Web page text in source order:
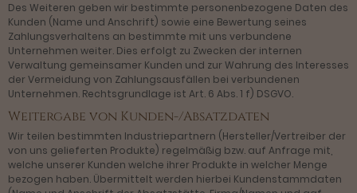
Des Weiteren geben wir bestimmte personenbezogene Daten des
Kunden (Name und Anschrift) sowie eine Bewertung seines
Zahlungsverhaltens an bestimmte mit uns verbundene
Unternehmen weiter. Dies erfolgt zu Zwecken der internen
Verwaltung gemeinsamer Kunden und zur Wahrung des Interesses
der Vermeidung von Zahlungsausfällen bei verbundenen
Unternehmen. Rechtsgrundlage ist Art. 6 Abs. 1 f) DSGVO.
Weitergabe von Kunden-/Absatzdaten
Wir teilen bestimmten Industriepartnern (Hersteller/Vertreiber der
von uns gelieferten Produkte) regelmäßig bzw. auf Anfrage mit,
welche unserer Kunden welche ihrer Produkte in welcher Menge
bezogen haben. Übermittelt werden hierbei Kundenstammdaten